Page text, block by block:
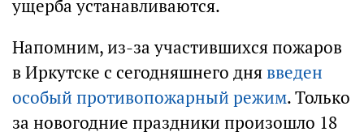
ущерба устанавливаются.
Напомним, из-за участившихся пожаров
в Иркутске с сегодняшнего днявведен
особый противопожарный режим. Только
за новогодние праздники произошло 18